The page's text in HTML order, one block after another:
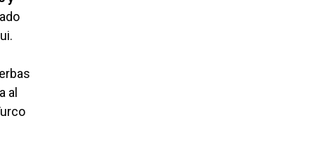
al